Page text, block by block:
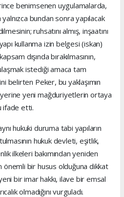
benimsenen uygulamalarda,
bundan sonra yapılacak
ruhsatını almış, inşaatını
kullanma izin belgesi (iskan)
dışında bırakılmasının,
istediği amaca tam
belirten Peker, bu yaklaşımın
yeni mağduriyetlerin ortaya
ifade etti.
hukuki duruma tabi yapıların
hukuk devleti, eşitlik,
ilkeleri bakımından yeniden
bir husus olduğuna dikkat
bir imar hakkı, ilave bir emsal
olmadığını vurguladı.